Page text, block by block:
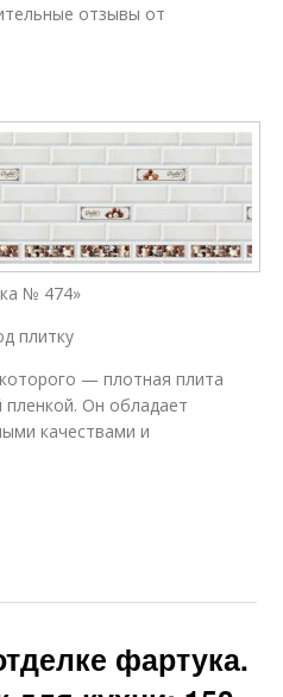
отзывы от
№ 474»
плитку
— плотная плита
Он обладает
качествами и
фартука.